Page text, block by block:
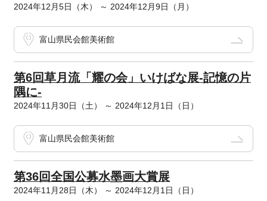
2024年12月5日（木） ～ 2024年12月9日（月）
富山県民会館美術館
第6回草月流「耀の会」いけばな展-記憶の片
隅に-
2024年11月30日（土） ～ 2024年12月1日（日）
富山県民会館美術館
第36回全国公募水墨画大賞展
2024年11月28日（木） ～ 2024年12月1日（日）